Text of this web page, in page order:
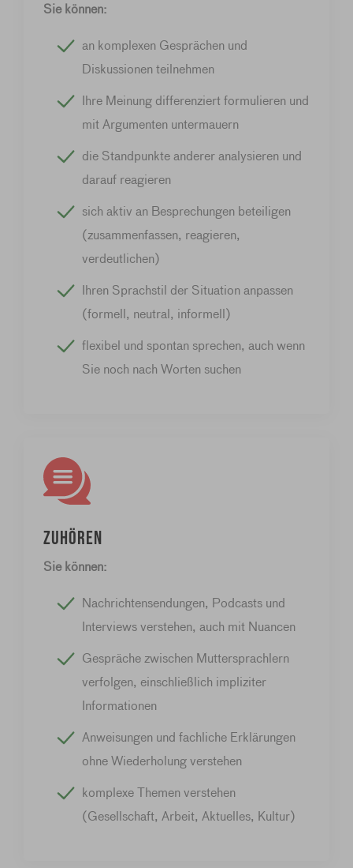
Sie können:
an komplexen Gesprächen und
Diskussionen teilnehmen
Ihre Meinung differenziert formulieren und
mit Argumenten untermauern
die Standpunkte anderer analysieren und
darauf reagieren
sich aktiv an Besprechungen beteiligen
(zusammenfassen, reagieren,
verdeutlichen)
Ihren Sprachstil der Situation anpassen
(formell, neutral, informell)
flexibel und spontan sprechen, auch wenn
Sie noch nach Worten suchen
Zuhören
Sie können:
Nachrichtensendungen, Podcasts und
Interviews verstehen, auch mit Nuancen
Gespräche zwischen Muttersprachlern
verfolgen, einschließlich impliziter
Informationen
Anweisungen und fachliche Erklärungen
ohne Wiederholung verstehen
komplexe Themen verstehen
(Gesellschaft, Arbeit, Aktuelles, Kultur)